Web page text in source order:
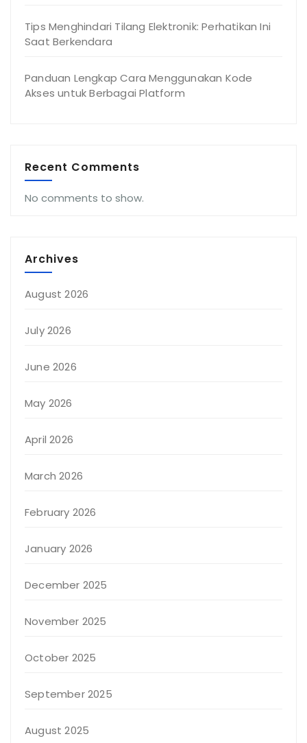
Tips Menghindari Tilang Elektronik: Perhatikan Ini
Saat Berkendara
Panduan Lengkap Cara Menggunakan Kode
Akses untuk Berbagai Platform
Recent Comments
No comments to show.
Archives
August 2026
July 2026
June 2026
May 2026
April 2026
March 2026
February 2026
January 2026
December 2025
November 2025
October 2025
September 2025
August 2025